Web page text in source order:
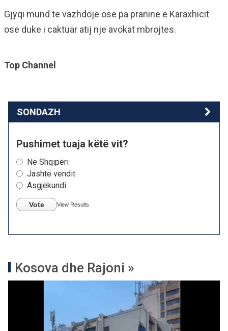
Gjyqi mund te vazhdoje ose pa pranine e Karaxhicit
ose duke i caktuar atij nje avokat mbrojtes.
Top Channel
SONDAZH
Pushimet tuaja këtë vit?
Në Shqipëri
Jashtë vendit
Asgjëkundi
Vote View Results
Kosova dhe Rajoni »